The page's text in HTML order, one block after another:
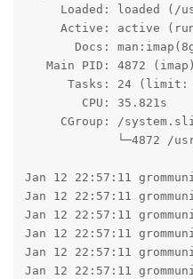
Loaded: loaded (/
Active: active
Docs:
   Main PID: 4872 (imap)
Tasks: 24 (limit:
        CPU: 35.821s
CGroup: /
└─4872 /
Jan 12 22:57:11
Jan 12 22:57:11
Jan 12 22:57:11
Jan 12 22:57:11
Jan 12 22:57:11
Jan 12 22:57:11